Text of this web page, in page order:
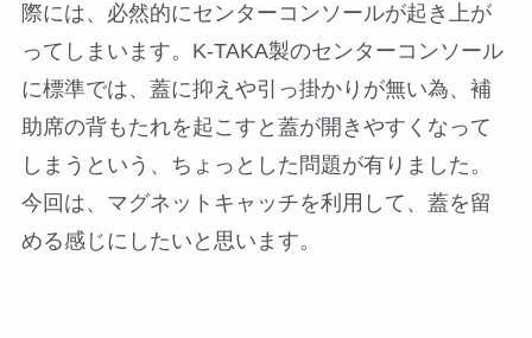
際には、必然的にセンターコンソールが起き上が
ってしまいます。K-TAKA製のセンターコンソール
に標準では、蓋に抑えや引っ掛かりが無い為、補
助席の背もたれを起こすと蓋が開きやすくなって
しまうという、ちょっとした問題が有りました。
今回は、マグネットキャッチを利用して、蓋を留
める感じにしたいと思います。